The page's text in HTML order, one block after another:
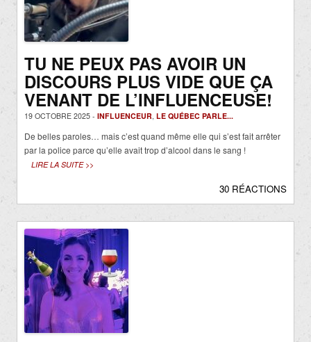
TU NE PEUX PAS AVOIR UN
DISCOURS PLUS VIDE QUE ÇA
VENANT DE L’INFLUENCEUSE!
19 OCTOBRE 2025 - INFLUENCEUR, LE QUÉBEC PARLE...
De belles paroles… mais c’est quand même elle qui s’est fait arrêter
par la police parce qu’elle avait trop d’alcool dans le sang !
LIRE LA SUITE >>
30 RÉACTIONS